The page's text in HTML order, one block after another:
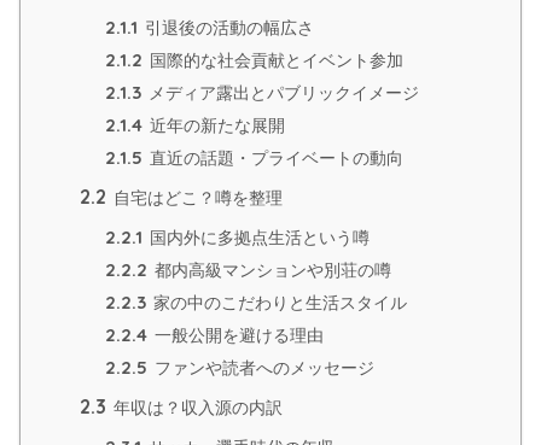
2.1.1 引退後の活動の幅広さ
2.1.2 国際的な社会貢献とイベント参加
2.1.3 メディア露出とパブリックイメージ
2.1.4 近年の新たな展開
2.1.5 直近の話題・プライベートの動向
2.2 自宅はどこ？噂を整理
2.2.1 国内外に多拠点生活という噂
2.2.2 都内高級マンションや別荘の噂
2.2.3 家の中のこだわりと生活スタイル
2.2.4 一般公開を避ける理由
2.2.5 ファンや読者へのメッセージ
2.3 年収は？収入源の内訳